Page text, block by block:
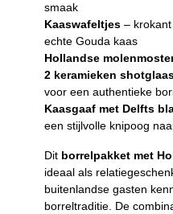
smaak
Kaaswafeltjes –
echte Gouda kaas
Hollandse
2 keramieken
voor een authentieke
Kaasgaaf met Delfts
een stijlvolle knipoog
Dit borrelpakket met
ideaal als
buitenlandse gasten
borreltraditie. De